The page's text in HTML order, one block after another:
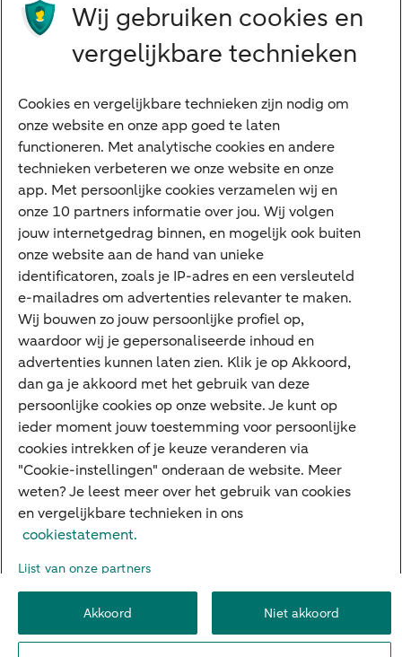
Advocaten en notarissen
Diensten
VraagHugo
Corporate Finance
Tikkie zakelijk
Cyber Veilig & Zeker
Private Banking
Interessant
Sectoren & trends
Ondernemersverhalen
Valutacentrum
Alles over PSD2
Business Community
Over ABN AMRO
Toegankelijkheid
PrivacyDisclaimerCookie-instellingen
Wij gebruiken cookies en
vergelijkbare technieken
Cookies en vergelijkbare technieken zijn nodig om
onze website en onze app goed te laten
functioneren. Met analytische cookies en andere
technieken verbeteren we onze website en onze
app. Met persoonlijke cookies verzamelen wij en
onze 10 partners informatie over jou. Wij volgen
jouw internetgedrag binnen, en mogelijk ook buiten
onze website aan de hand van unieke
identificatoren, zoals je IP-adres en een versleuteld
e-mailadres om advertenties relevanter te maken.
Wij bouwen zo jouw persoonlijke profiel op,
waardoor wij je gepersonaliseerde inhoud en
advertenties kunnen laten zien. Klik je op Akkoord,
dan ga je akkoord met het gebruik van deze
persoonlijke cookies op onze website. Je kunt op
ieder moment jouw toestemming voor persoonlijke
cookies intrekken of je keuze veranderen via
"Cookie-instellingen" onderaan de website. Meer
weten? Je leest meer over het gebruik van cookies
en vergelijkbare technieken in ons
cookiestatement.
Lijst van onze partners
Akkoord Niet akkoord